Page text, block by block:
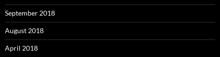
September 2018
August 2018
April 2018